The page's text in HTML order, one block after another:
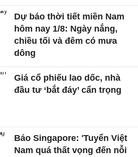
Dự báo thời tiết miền Nam
hôm nay 1/8: Ngày nắng,
chiều tối và đêm có mưa
dông
Giá cổ phiếu lao dốc, nhà
đầu tư ‘bắt đáy’ cẩn trọng
Báo Singapore: 'Tuyển Việt
Nam quá thất vọng đến nỗi